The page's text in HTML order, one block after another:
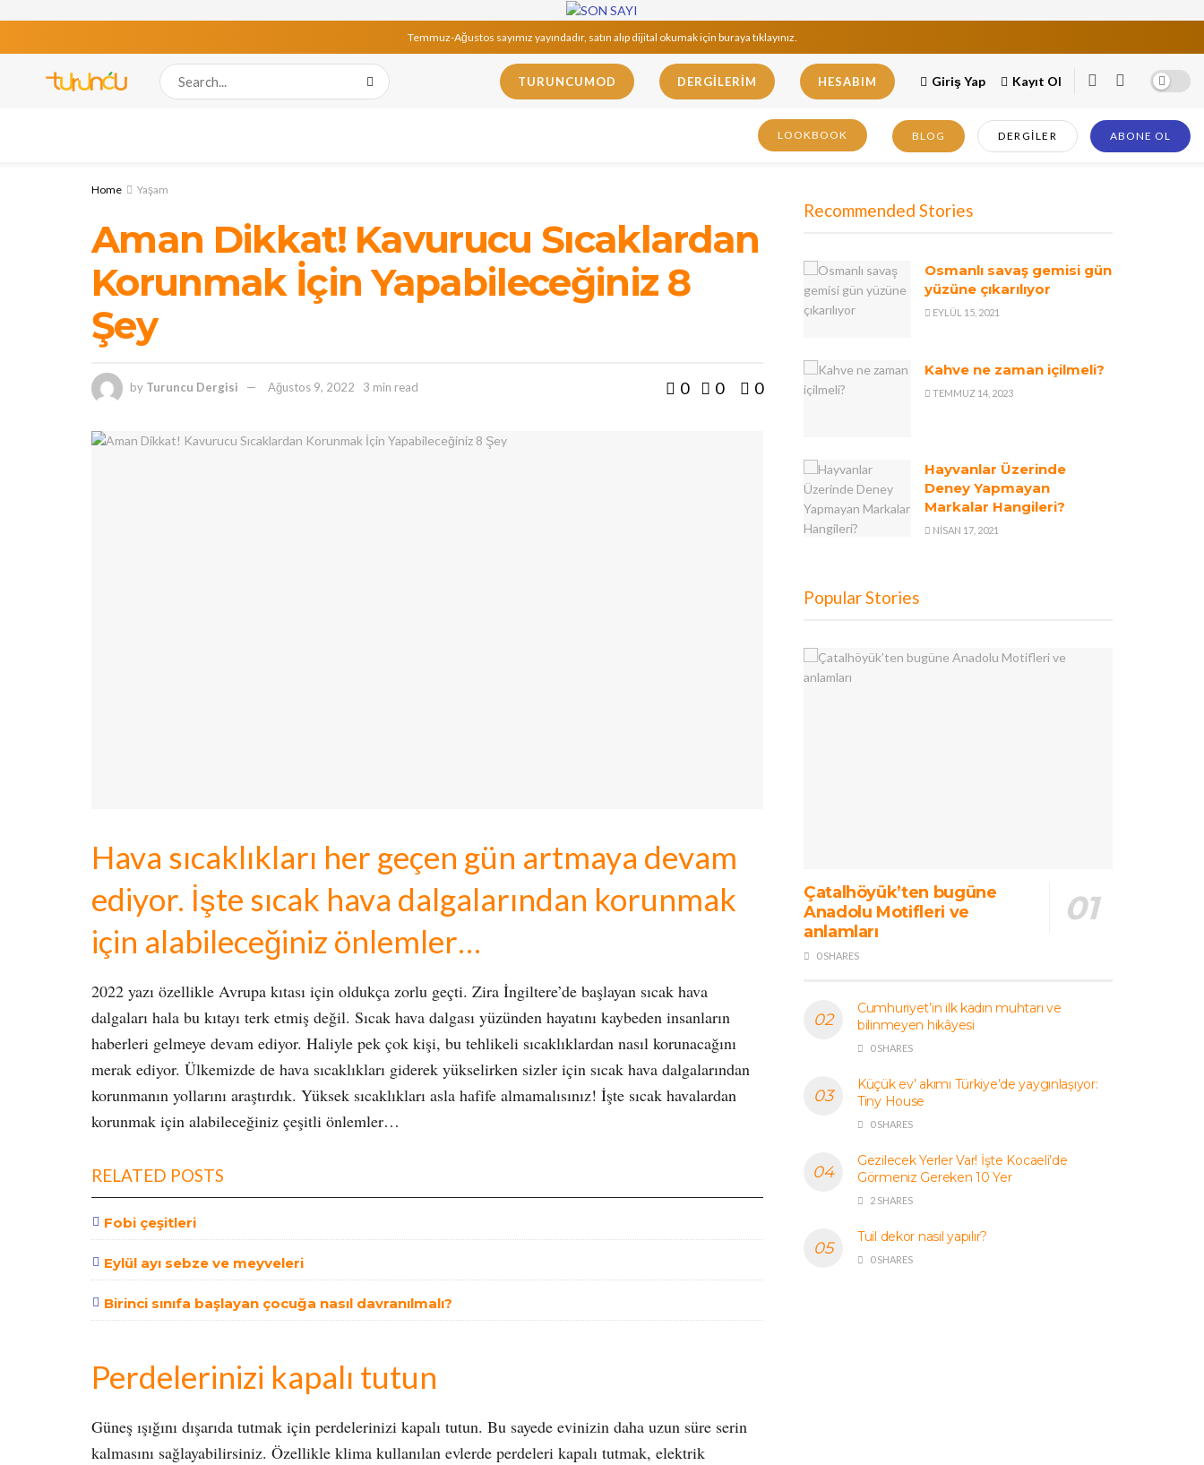
Temmuz-Ağustos sayımız yayındadır, satın alıp dijital okumak için buraya tıklayınız.
TURUNCUMOD DERGILERIM HESABIM Giriş Yap Kayıt Ol
LOOKBOOK BLOG DERGILER ABONE OL
Home Yaşam
Aman Dikkat! Kavurucu Sıcaklardan
Korunmak İçin Yapabileceğiniz 8
Şey
by Turuncu Dergisi Ağustos 9, 2022 3 min read 0 0 0
Hava sıcaklıkları her geçen gün artmaya devam
ediyor. İşte sıcak hava dalgalarından korunmak
için alabileceğiniz önlemler…
2022 yazı özellikle Avrupa kıtası için oldukça zorlu geçti. Zira İngiltere’de başlayan sıcak hava
dalgaları hala bu kıtayı terk etmiş değil. Sıcak hava dalgası yüzünden hayatını kaybeden insanların
haberleri gelmeye devam ediyor. Haliyle pek çok kişi, bu tehlikeli sıcaklıklardan nasıl korunacağını
merak ediyor. Ülkemizde de hava sıcaklıkları giderek yükselirken sizler için sıcak hava dalgalarından
korunmanın yollarını araştırdık. Yüksek sıcaklıkları asla hafife almamalısınız! İşte sıcak havalardan
korunmak için alabileceğiniz çeşitli önlemler…
RELATED POSTS
Fobi çeşitleri
Eylül ayı sebze ve meyveleri
Birinci sınıfa başlayan çocuğa nasıl davranılmalı?
Perdelerinizi kapalı tutun
Güneş ışığını dışarıda tutmak için perdelerinizi kapalı tutun. Bu sayede evinizin daha uzun süre serin
kalmasını sağlayabilirsiniz. Özellikle klima kullanılan evlerde perdeleri kapalı tutmak, elektrik
Recommended Stories
Osmanlı savaş gemisi gün
yüzüne çıkarılıyor
EYLÜL 15, 2021
Kahve ne zaman içilmeli?
TEMMUZ 14, 2023
Hayvanlar Üzerinde
Deney Yapmayan
Markalar Hangileri?
NISAN 17, 2021
Popular Stories
Çatalhöyük’ten bugüne
Anadolu Motifleri ve
anlamları
0 SHARES
Cumhuriyet’in ilk kadın muhtarı ve
bilinmeyen hikâyesi
0 SHARES
Küçük ev’ akımı Türkiye’de yaygınlaşıyor:
Tiny House
0 SHARES
Gezilecek Yerler Var! İşte Kocaeli’de
Görmeniz Gereken 10 Yer
2 SHARES
Tuil dekor nasıl yapılır?
0 SHARES